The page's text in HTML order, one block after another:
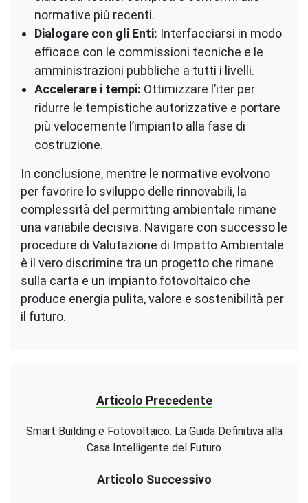
normative più recenti.
Dialogare con gli Enti: Interfacciarsi in modo
efficace con le commissioni tecniche e le
amministrazioni pubbliche a tutti i livelli.
Accelerare i tempi: Ottimizzare l’iter per
ridurre le tempistiche autorizzative e portare
più velocemente l’impianto alla fase di
costruzione.
In conclusione, mentre le normative evolvono
per favorire lo sviluppo delle rinnovabili, la
complessità del permitting ambientale rimane
una variabile decisiva. Navigare con successo le
procedure di Valutazione di Impatto Ambientale
è il vero discrimine tra un progetto che rimane
sulla carta e un impianto fotovoltaico che
produce energia pulita, valore e sostenibilità per
il futuro.
Articolo Precedente
Smart Building e Fotovoltaico: La Guida Definitiva alla
Casa Intelligente del Futuro
Articolo Successivo